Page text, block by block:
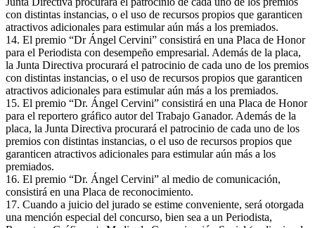
con distintas instancias, o el uso de recursos propios que garanticen
atractivos adicionales para estimular aún más a los premiados.
14. El premio “Dr Ángel Cervini” consistirá en una Placa de Honor
para el Periodista con desempeño empresarial. Además de la placa,
la Junta Directiva procurará el patrocinio de cada uno de los premios
con distintas instancias, o el uso de recursos propios que garanticen
atractivos adicionales para estimular aún más a los premiados.
15. El premio “Dr. Ángel Cervini” consistirá en una Placa de Honor
para el reportero gráfico autor del Trabajo Ganador. Además de la
placa, la Junta Directiva procurará el patrocinio de cada uno de los
premios con distintas instancias, o el uso de recursos propios que
garanticen atractivos adicionales para estimular aún más a los
premiados.
16. El premio “Dr. Ángel Cervini” al medio de comunicación,
consistirá en una Placa de reconocimiento.
17. Cuando a juicio del jurado se estime conveniente, será otorgada
una mención especial del concurso, bien sea a un Periodista,